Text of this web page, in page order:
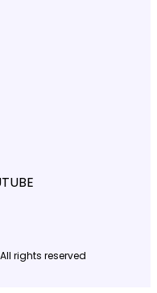
All rights reserved